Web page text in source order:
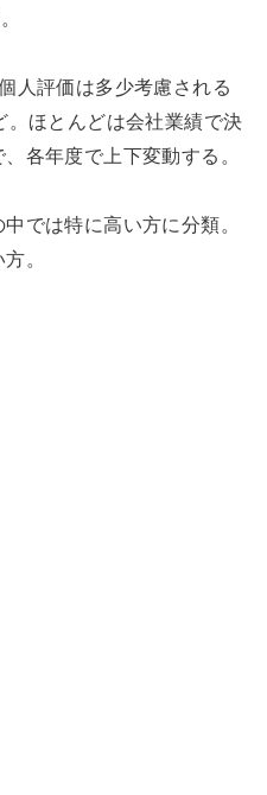
人評価は多少考慮される
。ほとんどは会社業績で決
各年度で上下変動する。
では特に高い方に分類。
。